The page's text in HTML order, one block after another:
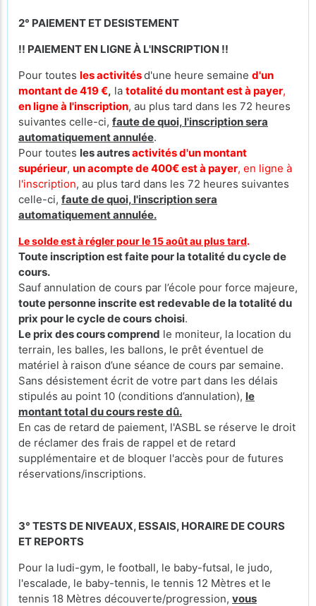
2° PAIEMENT ET DESISTEMENT
!! PAIEMENT EN LIGNE À L'INSCRIPTION !!
Pour toutes les activitésd'une heure semaine d'un
montant de 419 €, la totalité du montant est à payer,
en ligne à l'inscription, au plus tard dans les 72 heures
suivantes celle-ci, faute de quoi, l'inscription sera
automatiquement annulée.
Pour toutes les autresactivités d'un montant
supérieur, un acompte de 400€ est à payer, en ligne à
l'inscription, au plus tard dans les 72 heures suivantes
celle-ci, faute de quoi, l'inscription sera
automatiquement annulée.
Le solde est à régler pour le 15 août au plus tard.
Toute inscription est faite pour la totalité du cycle de
cours.
Sauf annulation de cours par l’école pour force majeure,
toute personne inscrite est redevable de la totalité du
prix pour le cycle de cours choisi.
Le prix des cours comprend le moniteur, la location du
terrain, les balles, les ballons, le prêt éventuel de
matériel à raison d’une séance de cours par semaine.
Sans désistement écrit de votre part dans les délais
stipulés au point 10 (conditions d’annulation), le
montant total du cours reste dû.
En cas de retard de paiement, l'ASBL se réserve le droit
de réclamer des frais de rappel et de retard
supplémentaire et de bloquer l'accès pour de futures
réservations/inscriptions.
3° TESTS DE NIVEAUX, ESSAIS, HORAIRE DE COURS
ET REPORTS
Pour la ludi-gym, le football, le baby-futsal, le judo,
l'escalade, le baby-tennis, le tennis 12 Mètres et le
tennis 18 Mètres découverte/progression, vous